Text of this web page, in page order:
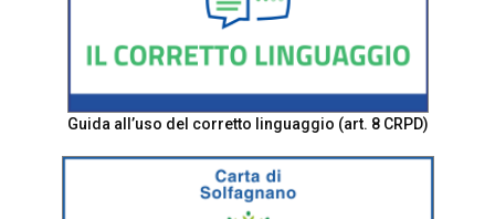
Guida all’uso del corretto linguaggio (art. 8 CRPD)